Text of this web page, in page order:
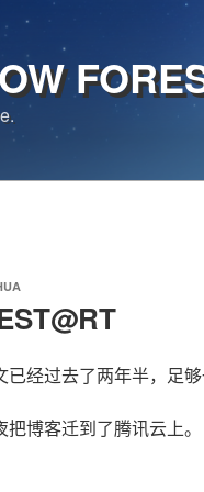
已经过去了两年半，足
把博客迁到了腾讯云上